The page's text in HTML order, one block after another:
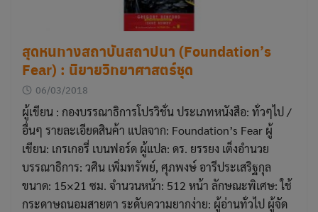
สุดหนทางสถาบันสถาปนา (Foundation’s
Fear) : นิยายวิทยาศาสตร์ชุด
06/03/2018
ผู้เขียน : กองบรรณาธิการโปรวิชั่น ประเภทหนังสือ: ทั่วๆไป /
อื่นๆ รายละเอียดสินค้า แปลจาก: Foundation’s Fear ผู้
เขียน: เกรเกอรี่ เบนฟอร์ด ผู้แปล: ดร. ยรรยง เต็งอำนวย
บรรณาธิการ: วศิน เพิ่มทรัพย์, ศุภพงษ์ อารีประเสริฐกุล
ขนาด: 15×21 ซม. จำนวนหน้า: 512 หน้า ลักษณะพิเศษ: ใช้
กระดาษถนอมสายตา ระดับความยากง่าย: ผู้อ่านทั่วไป ผู้จัด